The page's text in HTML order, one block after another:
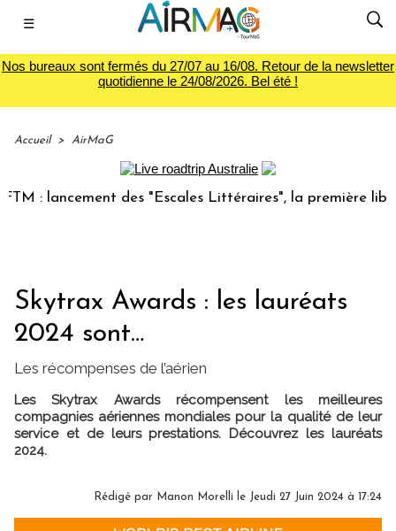
☰
Nos bureaux sont fermés du 27/07 au 16/08. Retour de la newsletter
quotidienne le 24/08/2026. Bel été !
Accueil > AirMaG
des "Escales Littéraires", la première librairie
Skytrax Awards : les lauréats
2024 sont…
Les récompenses de l’aérien
Les Skytrax Awards récompensent les meilleures
compagnies aériennes mondiales pour la qualité de leur
service et de leurs prestations. Découvrez les lauréats
2024.
Rédigé par Manon Morelli le Jeudi 27 Juin 2024 à 17:24